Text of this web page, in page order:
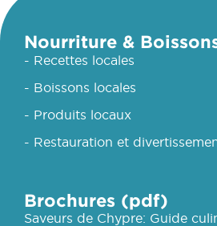
Nourriture &
- Recettes locales
- Boissons locales
- Produits locaux
- Restauration et
Brochures (pdf)
Saveurs de Chypre: Guide